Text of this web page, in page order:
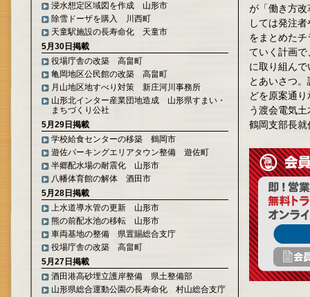
浸水想定区域図を作成 山形市
除雪ドーザを購入 川西町
天童駅施設の長寿命化 天童市
5月30日掲載
役場庁舎の改築 高畠町
亀岡地区公民館の改築 高畠町
月山地区地すべり対策 新庄河川事務所
山形北インター産業団地造成 山形県すまい・
まちづくり公社
5月29日掲載
学校給食センターの移築 鶴岡市
遊佐パーキングエリアタウン整備 遊佐町
半郷配水場の耐震化 山形市
八幡体育館の解体 酒田市
5月28日掲載
上水道導水管の更新 山形市
熊の前配水池の移転 山形市
車両基地の整備 県置賜総合支庁
役場庁舎の改築 高畠町
5月27日掲載
酒田港高砂埋立護岸整備 県土整備部
山形県総合運動公園の長寿命化 村山総合支庁
が「働き方
しては発注
をまとめた
ていく計画
に取り組ん
とあいさつ
どを原案通
う渡会電気
鶴岡支部長